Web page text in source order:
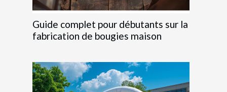
Guide complet pour débutants sur la
fabrication de bougies maison